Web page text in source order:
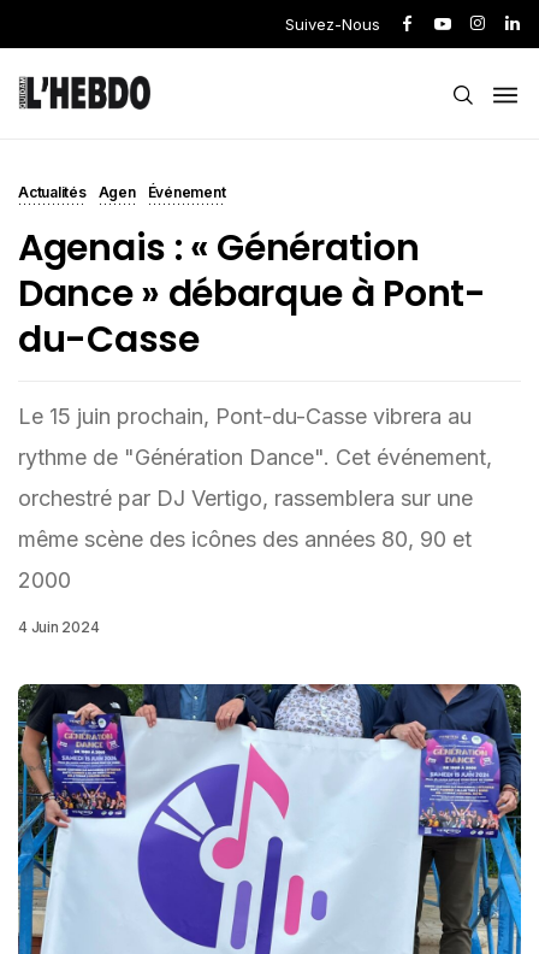
Suivez-Nous
Actualités Agen Événement
Agenais : « Génération
Dance » débarque à Pont-
du-Casse
Le 15 juin prochain, Pont-du-Casse vibrera au
rythme de "Génération Dance". Cet événement,
orchestré par DJ Vertigo, rassemblera sur une
même scène des icônes des années 80, 90 et
2000
4 Juin 2024